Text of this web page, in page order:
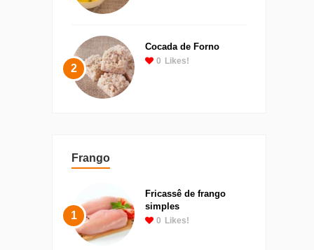
2
Cocada de Forno
0 Likes!
Frango
1
Fricassê de frango
simples
0 Likes!